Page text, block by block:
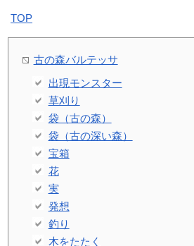
TOP
古の森バルテッサ
出現モンスター
草刈り
袋（古の森）
袋（古の深い森）
宝箱
花
実
発想
釣り
木をたたく